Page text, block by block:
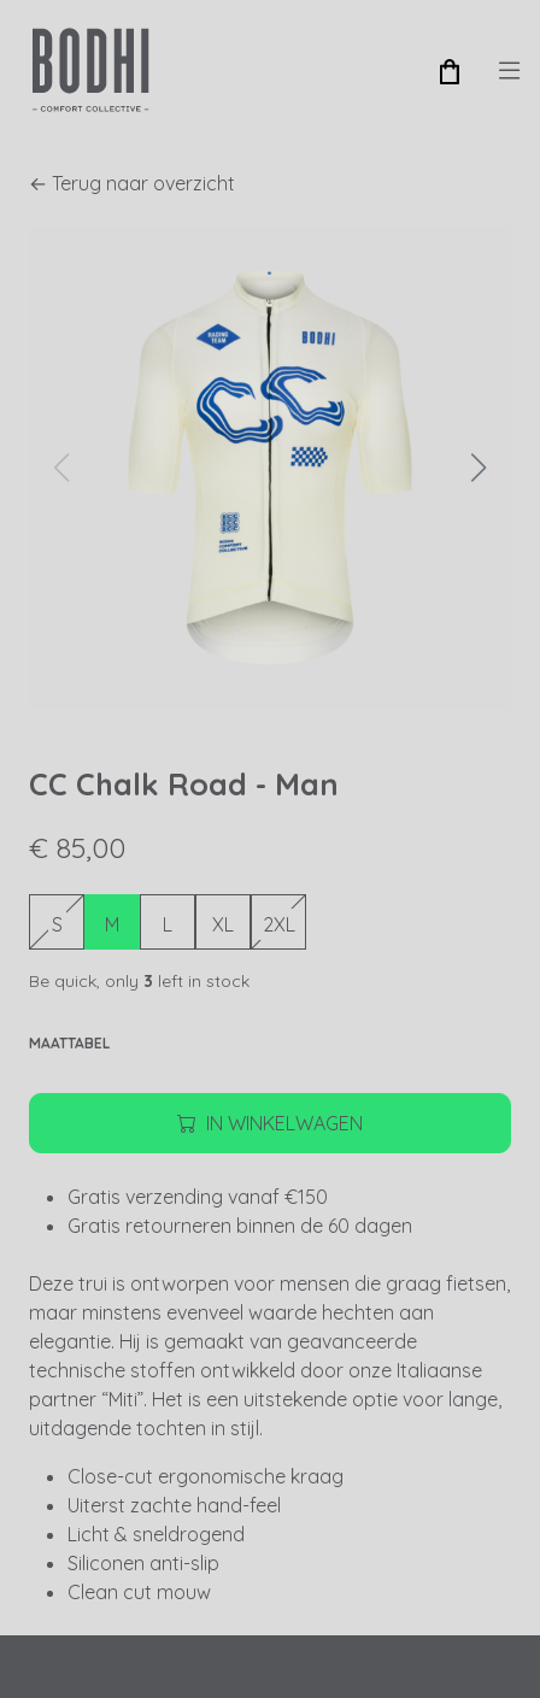
← Terug naar overzicht
CC Chalk Road - Man
€ 85,00
S M L XL 2XL
Be quick, only 3 left in stock
MAATTABEL
IN WINKELWAGEN
Gratis verzending vanaf €150
Gratis retourneren binnen de 60 dagen
Deze trui is ontworpen voor mensen die graag fietsen,
maar minstens evenveel waarde hechten aan
elegantie. Hij is gemaakt van geavanceerde
technische stoffen ontwikkeld door onze Italiaanse
partner “Miti”. Het is een uitstekende optie voor lange,
uitdagende tochten in stijl.
Close-cut ergonomische kraag
Uiterst zachte hand-feel
Licht & sneldrogend
Siliconen anti-slip
Clean cut mouw